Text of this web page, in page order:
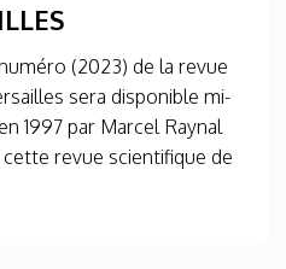
(2023) de la revue
sera disponible mi-
1997 par Marcel Raynal
revue scientifique de